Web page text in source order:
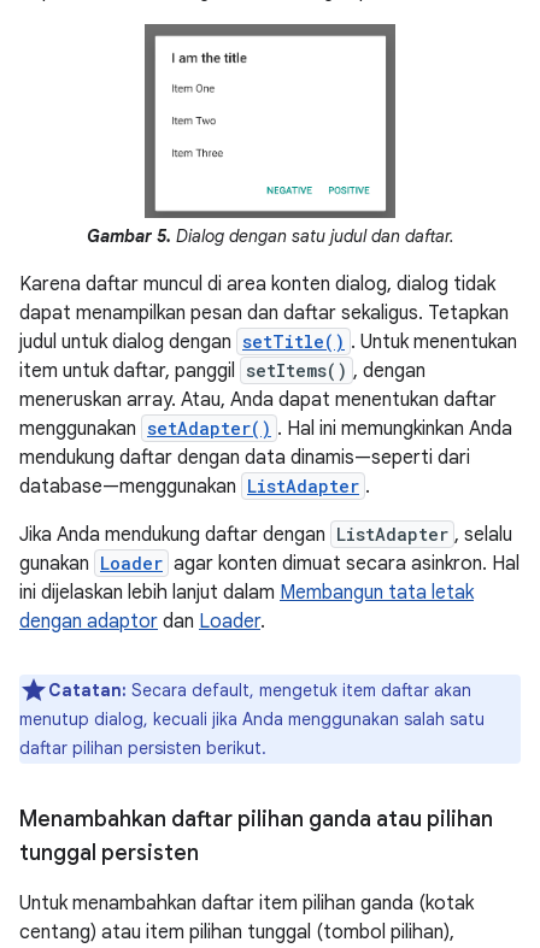
Gambar 5. Dialog dengan satu judul dan daftar.
Karena daftar muncul di area konten dialog, dialog tidak
dapat menampilkan pesan dan daftar sekaligus. Tetapkan
judul untuk dialog dengan setTitle() . Untuk menentukan
item untuk daftar, panggil setItems() , dengan
meneruskan array. Atau, Anda dapat menentukan daftar
menggunakan setAdapter() . Hal ini memungkinkan Anda
mendukung daftar dengan data dinamis—seperti dari
database—menggunakan ListAdapter .
Jika Anda mendukung daftar dengan ListAdapter , selalu
gunakan Loader agar konten dimuat secara asinkron. Hal
ini dijelaskan lebih lanjut dalam Membangun tata letak
dengan adaptor dan Loader.
Catatan: Secara default, mengetuk item daftar akan
menutup dialog, kecuali jika Anda menggunakan salah satu
daftar pilihan persisten berikut.
Menambahkan daftar pilihan ganda atau pilihan
tunggal persisten
Untuk menambahkan daftar item pilihan ganda (kotak
centang) atau item pilihan tunggal (tombol pilihan),